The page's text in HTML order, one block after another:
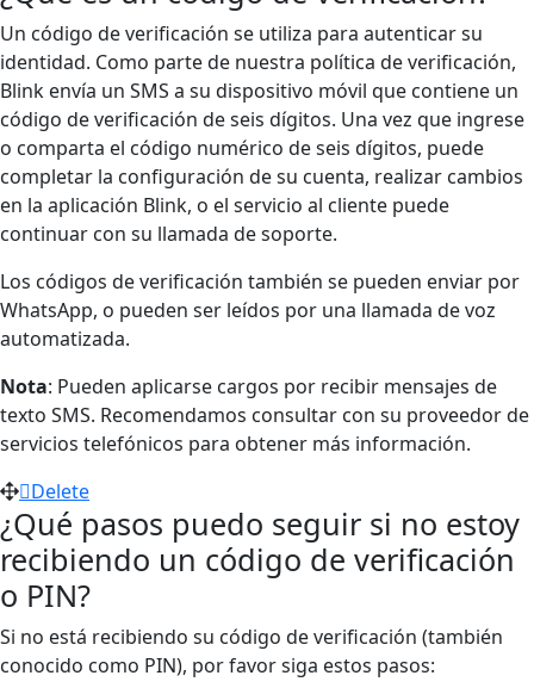
Un código de verificación se utiliza para autenticar su
identidad. Como parte de nuestra política de verificación,
Blink envía un SMS a su dispositivo móvil que contiene un
código de verificación de seis dígitos. Una vez que ingrese
o comparta el código numérico de seis dígitos, puede
completar la configuración de su cuenta, realizar cambios
en la aplicación Blink, o el servicio al cliente puede
continuar con su llamada de soporte.
Los códigos de verificación también se pueden enviar por
WhatsApp, o pueden ser leídos por una llamada de voz
automatizada.
Nota: Pueden aplicarse cargos por recibir mensajes de
texto SMS. Recomendamos consultar con su proveedor de
servicios telefónicos para obtener más información.
Delete
¿Qué pasos puedo seguir si no estoy
recibiendo un código de verificación
o PIN?
Si no está recibiendo su código de verificación (también
conocido como PIN), por favor siga estos pasos: